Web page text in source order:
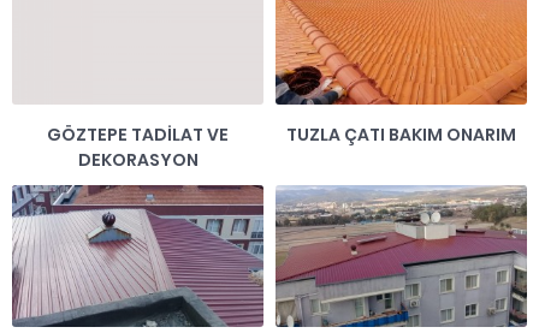
GÖZTEPE TADİLAT VE
DEKORASYON
TUZLA ÇATI BAKIM ONARIM